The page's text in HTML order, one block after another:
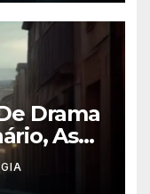
Drama
As
da